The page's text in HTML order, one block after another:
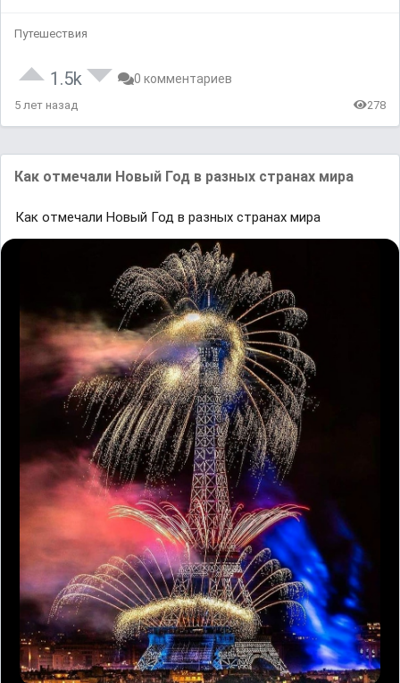
Путешествия
1.5k 0 комментариев
5 лет назад 278
Кaк отмечaли Новый Год в рaзных стрaнaх мирa
Кaк отмечaли Новый Год в рaзных стрaнaх мирa